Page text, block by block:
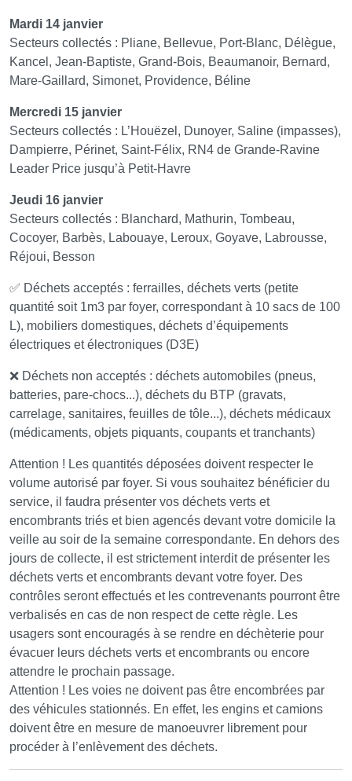
Mardi 14 janvier
Secteurs collectés : Pliane, Bellevue, Port-Blanc, Délègue,
Kancel, Jean-Baptiste, Grand-Bois, Beaumanoir, Bernard,
Mare-Gaillard, Simonet, Providence, Béline
Mercredi 15 janvier
Secteurs collectés : L’Houëzel, Dunoyer, Saline (impasses),
Dampierre, Périnet, Saint-Félix, RN4 de Grande-Ravine
Leader Price jusqu’à Petit-Havre
Jeudi 16 janvier
Secteurs collectés : Blanchard, Mathurin, Tombeau,
Cocoyer, Barbès, Labouaye, Leroux, Goyave, Labrousse,
Réjoui, Besson
✅ Déchets acceptés : ferrailles, déchets verts (petite
quantité soit 1m3 par foyer, correspondant à 10 sacs de 100
L), mobiliers domestiques, déchets d’équipements
électriques et électroniques (D3E)
❌ Déchets non acceptés : déchets automobiles (pneus,
batteries, pare-chocs...), déchets du BTP (gravats,
carrelage, sanitaires, feuilles de tôle...), déchets médicaux
(médicaments, objets piquants, coupants et tranchants)
Attention ! Les quantités déposées doivent respecter le
volume autorisé par foyer. Si vous souhaitez bénéficier du
service, il faudra présenter vos déchets verts et
encombrants triés et bien agencés devant votre domicile la
veille au soir de la semaine correspondante. En dehors des
jours de collecte, il est strictement interdit de présenter les
déchets verts et encombrants devant votre foyer. Des
contrôles seront effectués et les contrevenants pourront être
verbalisés en cas de non respect de cette règle. Les
usagers sont encouragés à se rendre en déchèterie pour
évacuer leurs déchets verts et encombrants ou encore
attendre le prochain passage.
Attention ! Les voies ne doivent pas être encombrées par
des véhicules stationnés. En effet, les engins et camions
doivent être en mesure de manoeuvrer librement pour
procéder à l’enlèvement des déchets.